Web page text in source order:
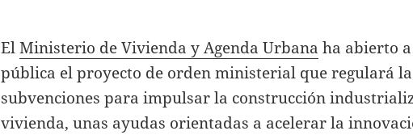
ElMinisterio de Vivienda y Agenda Urbana ha abierto
pública el proyecto de orden ministerial que regulará
subvenciones para impulsar la construcción
vivienda, unas ayudas orientadas a acelerar la